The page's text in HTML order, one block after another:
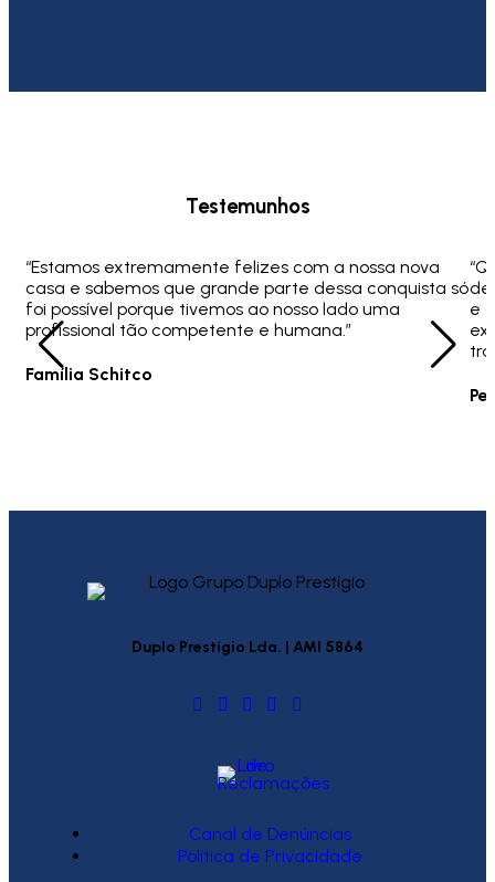
Testemunhos
“Estamos extremamente felizes com a nossa nova
casa e sabemos que grande parte dessa conquista só
foi possível porque tivemos ao nosso lado uma
profissional tão competente e humana.”
Família Schitco
e
Duplo Prestígio Lda. | AMI 5864
Canal de Denúncias
Política de Privacidade